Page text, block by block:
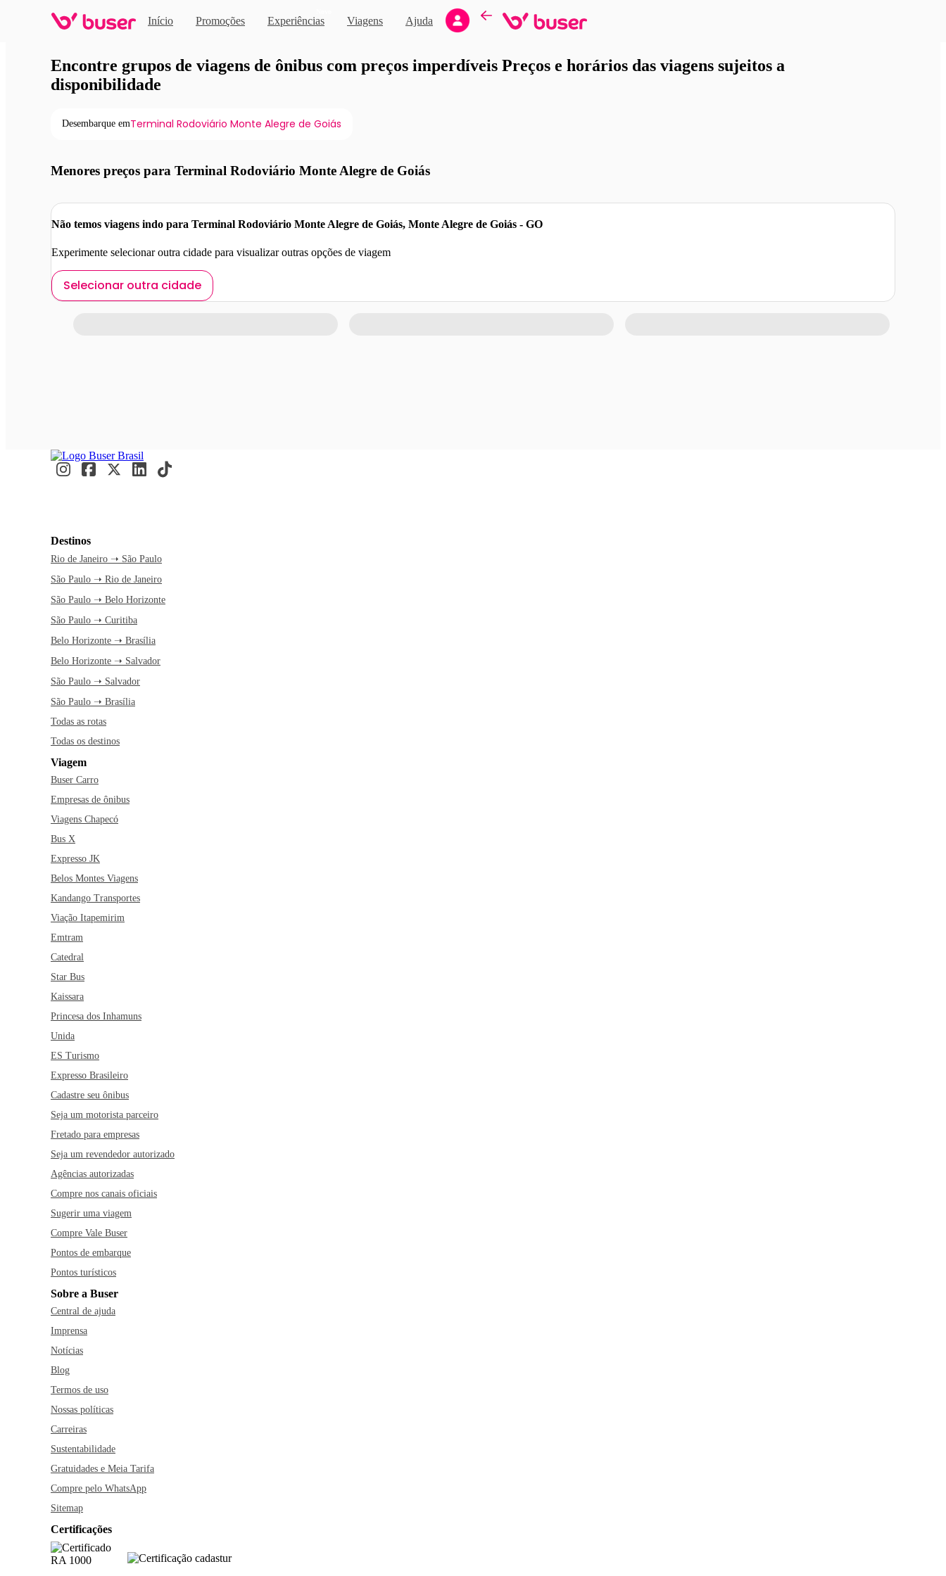
Início Promoções Experiências Viagens Ajuda
Viagens de ônibus em promoção
Encontre grupos de viagens de ônibus com preços imperdíveis Preços e horários das viagens sujeitos a
disponibilidade
Desembarque emTerminal Rodoviário Monte Alegre de Goiás
Menores preços para Terminal Rodoviário Monte Alegre de Goiás
Não temos viagens indo para Terminal Rodoviário Monte Alegre de Goiás, Monte Alegre de Goiás - GO
Experimente selecionar outra cidade para visualizar outras opções de viagem
Selecionar outra cidade
Destinos
Rio de Janeiro ➝ São Paulo
São Paulo ➝ Rio de Janeiro
São Paulo ➝ Belo Horizonte
São Paulo ➝ Curitiba
Belo Horizonte ➝ Brasília
Belo Horizonte ➝ Salvador
São Paulo ➝ Salvador
São Paulo ➝ Brasília
Todas as rotas
Todas os destinos
Viagem
Buser Carro
Empresas de ônibus
Viagens Chapecó
Bus X
Expresso JK
Belos Montes Viagens
Kandango Transportes
Viação Itapemirim
Emtram
Catedral
Star Bus
Kaissara
Princesa dos Inhamuns
Unida
ES Turismo
Expresso Brasileiro
Cadastre seu ônibus
Seja um motorista parceiro
Fretado para empresas
Seja um revendedor autorizado
Agências autorizadas
Compre nos canais oficiais
Sugerir uma viagem
Compre Vale Buser
Pontos de embarque
Pontos turísticos
Sobre a Buser
Central de ajuda
Imprensa
Notícias
Blog
Termos de uso
Nossas políticas
Carreiras
Sustentabilidade
Gratuidades e Meia Tarifa
Compre pelo WhatsApp
Sitemap
Certificações